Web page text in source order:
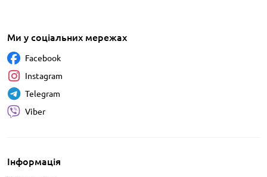
Інформація
Ми у соціальних мережах
Facebook
Instagram
Telegram
Viber